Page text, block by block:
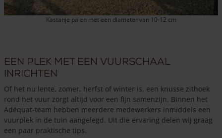
Kastanje palen met een diameter van 10-12 cm
Een plek met een vuurschaal
inrichten
Of het nu lente, zomer, herfst of winter is, een knusse zithoek
rond het vuur zorgt altijd voor een fijn samenzijn. Binnen het
Adéquat-team hebben meerdere medewerkers inmiddels een
vuurplek in de tuin aangelegd. Uit die ervaring delen wij graag
een paar praktische tips.